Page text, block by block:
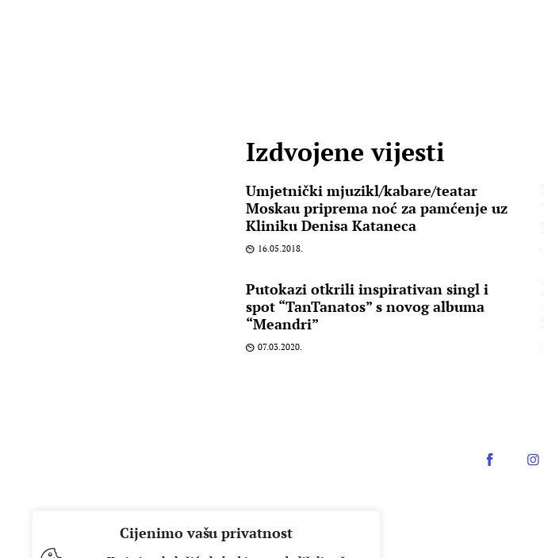
Cijenimo vašu privatnost
Izdvojene vijesti
Umjetnički mjuzikl/kabare/teatar
Moskau priprema noć za pamćenje uz
Kliniku Denisa Kataneca
16.05.2018.
Putokazi otkrili inspirativan singl i
spot “TanTanatos” s novog albuma
“Meandri”
07.03.2020.